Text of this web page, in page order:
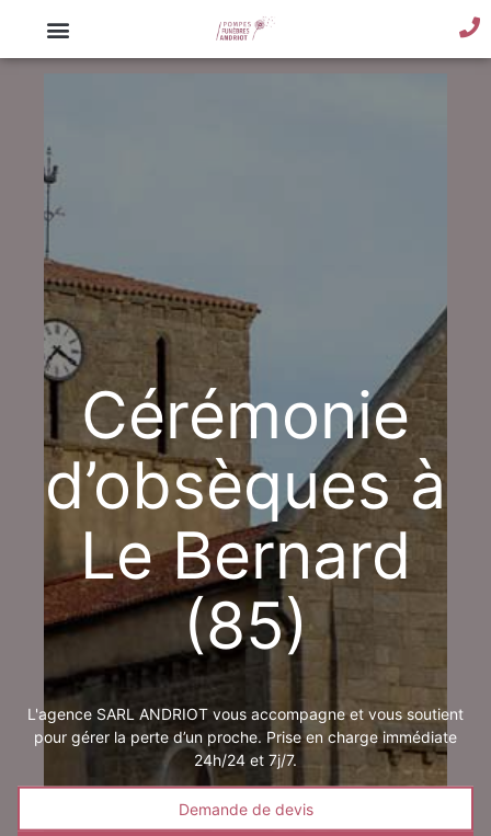
Cérémonie
d’obsèques à
Le Bernard
(85)
L'agence SARL ANDRIOT vous accompagne et vous soutient
pour gérer la perte d’un proche. Prise en charge immédiate
24h/24 et 7j/7.
Demande de devis